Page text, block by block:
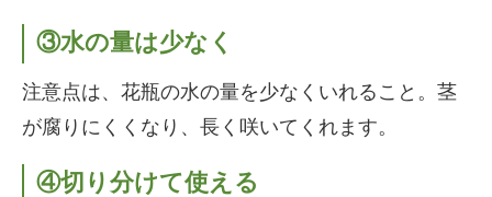
③水の量は少なく
注意点は、花瓶の水の量を少なくいれること。茎
が腐りにくくなり、長く咲いてくれます。
④切り分けて使える